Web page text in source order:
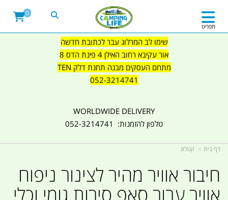
שימו לב המרלוג עבר לכתובת חדשה
אור עקיבא רחוב האילן 4 פינת הדס 8
מתחם העסקים מבנה תחנת דלק TEN
052-3214741
WORLDWIDE DELIVERY
טלפון להזמנות: 052-3214741
תפריט
0
דף בית קטלוג
חיבור אוויר מהיר לצינור ניפוח
אוויר עבור סאפ סירות גומי וכלי